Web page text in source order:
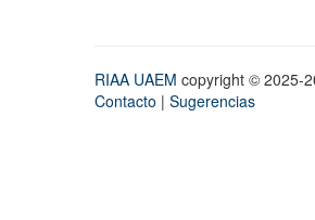
RIAA UAEM copyright © 2025-
Contacto | Sugerencias